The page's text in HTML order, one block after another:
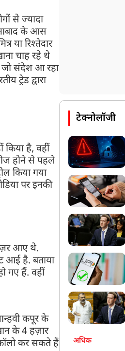
से ज्यादा
के आस
या रिश्तेदार
चाह रहे थे
जो संदेश आ रहा
ट्रेड द्वारा
है, वहीं
होने से पहले
किया गया
पर इनकी
आए थे.
आई है. बताया
गए हैं. वहीं
कपूर के
के 4 हज़ार
कर सकते हैं
टेक्नोलॉजी
अधिक